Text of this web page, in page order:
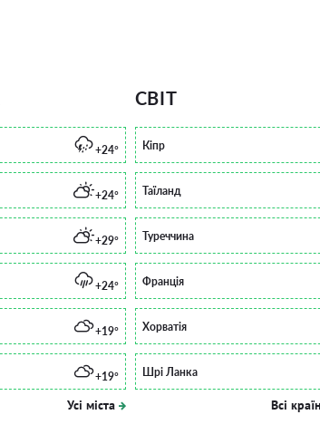
+24°
+24°
+29°
+24°
+19°
+19°
Усі міста
СВІТ
Кіпр
Таїланд
Туреччина
Франція
Хорватія
Шрі Ланка
Всі